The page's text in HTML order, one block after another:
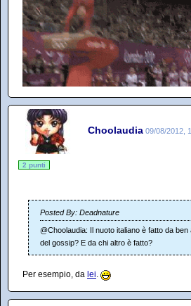
Choolaudia 09/08/2012,
2 punti
Posted By: Deadnature
@Choolaudia: Il nuoto italiano è fatto da
del gossip? E da chi altro è fatto?
Per esempio, da lei.